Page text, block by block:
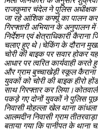
राजकुमार चंदेल ने पुलिस अधीक्षक
जा रहे आंशिक कर्फ्यू का पालन
गिरफ्तारी अभियान के अनुपालन
निर्देशन एवं क्षेत्राधिकारी
चलाए हुए थे।चेकिंग के दौरान
चोरी की बाइक पर सवार होकर
आधार पर त्वरित कार्यवाही करते
और ग्राम बुच्चाखेड़ी स्कूल कैराना
युवकों को चोरी की बाइक हीरो
साथ गिरफ्तार कर
पकड़े गए दोनों युवकों ने पुलिस
निवासी मोहल्ला खेल थाना
आलमदीन निवासी ग्राम
बताया गया कि पानीपत के थाना